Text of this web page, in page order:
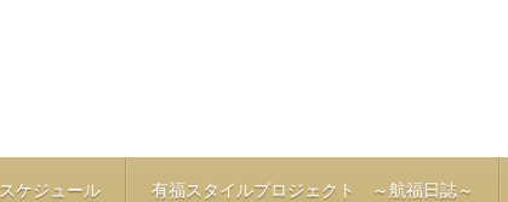
スケジュール 有福スタイルプロジェクト ～航福日誌～